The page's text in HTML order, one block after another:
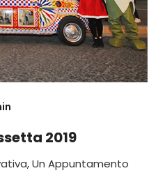
2019
Un Appuntamento